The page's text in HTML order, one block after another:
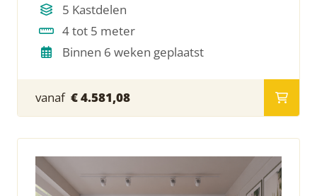
5 Kastdelen
4 tot 5 meter
Binnen 6 weken geplaatst
vanaf € 4.581,08